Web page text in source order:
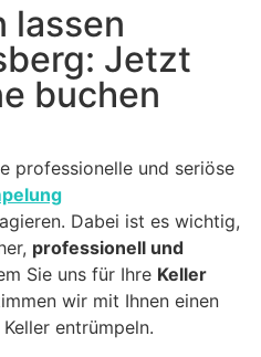
lassen
Jetzt
buchen
professionelle und seriöse
Dabei ist es wichtig,
professionell und
Sie uns für Ihre Keller
wir mit Ihnen einen
entrümpeln.